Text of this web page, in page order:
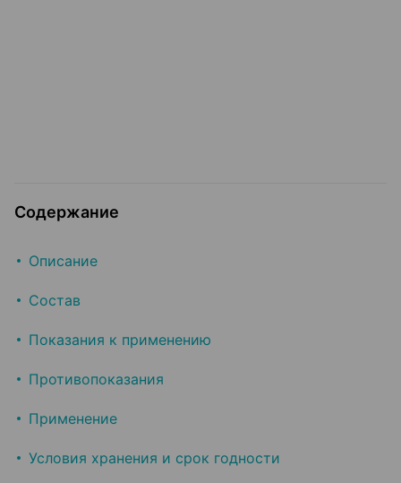
Содержание
Описание
Состав
Показания к применению
Противопоказания
Применение
Условия хранения и срок годности